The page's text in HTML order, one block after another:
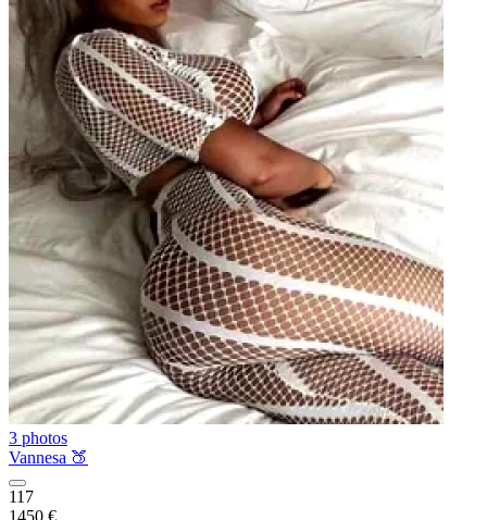
3 photos
Vannesa 🍑
117
1450 €